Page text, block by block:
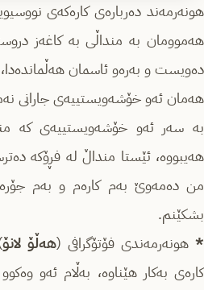
هونەرمەند دەربارەی کارەکەی
هەموومان بە منداڵی بە کاغەز
دەویست و بەرەو ئاسمان هەڵماندەدا،
هەمان ئەو خۆشەویستییەی جارانی
بە سەر ئەو خۆشەویستییەی کە
هەیبووە، ئێستا منداڵ لە فڕۆکە
من دەمەوێ بەم کارەم و بەم
بشکێنم.
*هونەرمەندی فۆتۆگرافی (هەڵۆ لانۆ
کارەی بەکار هێناوە، بەڵام ئەو